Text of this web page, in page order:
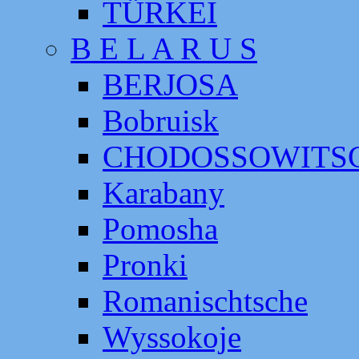
TÜRKEI
B E L A R U S
BERJOSA
Bobruisk
Karabany
Pomosha
Pronki
Romanischtsche
Wyssokoje